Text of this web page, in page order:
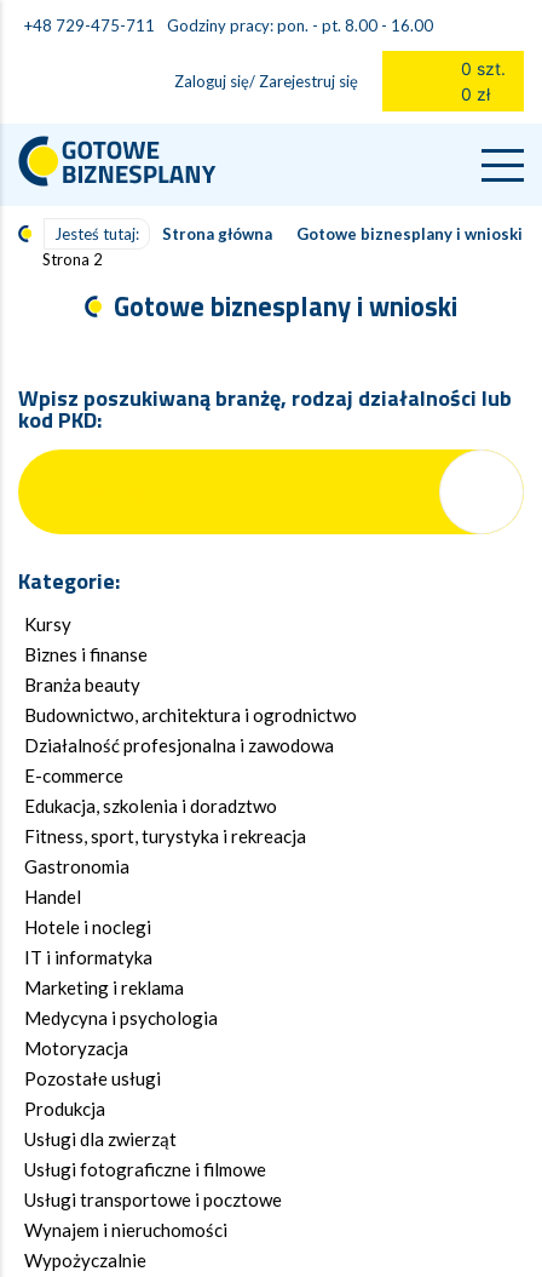
+48 729-475-711 Godziny pracy: pon. - pt. 8.00 - 16.00
Zaloguj się/ Zarejestruj się
0 szt.
0 zł
Jesteś tutaj: Strona główna
Gotowe biznesplany i wnioski
Strona 2
Gotowe biznesplany i wnioski
Wpisz poszukiwaną branżę, rodzaj działalności lub
kod PKD:
Kategorie:
Kursy
Biznes i finanse
Branża beauty
Budownictwo, architektura i ogrodnictwo
Działalność profesjonalna i zawodowa
E-commerce
Edukacja, szkolenia i doradztwo
Fitness, sport, turystyka i rekreacja
Gastronomia
Handel
Hotele i noclegi
IT i informatyka
Marketing i reklama
Medycyna i psychologia
Motoryzacja
Pozostałe usługi
Produkcja
Usługi dla zwierząt
Usługi fotograficzne i filmowe
Usługi transportowe i pocztowe
Wynajem i nieruchomości
Wypożyczalnie